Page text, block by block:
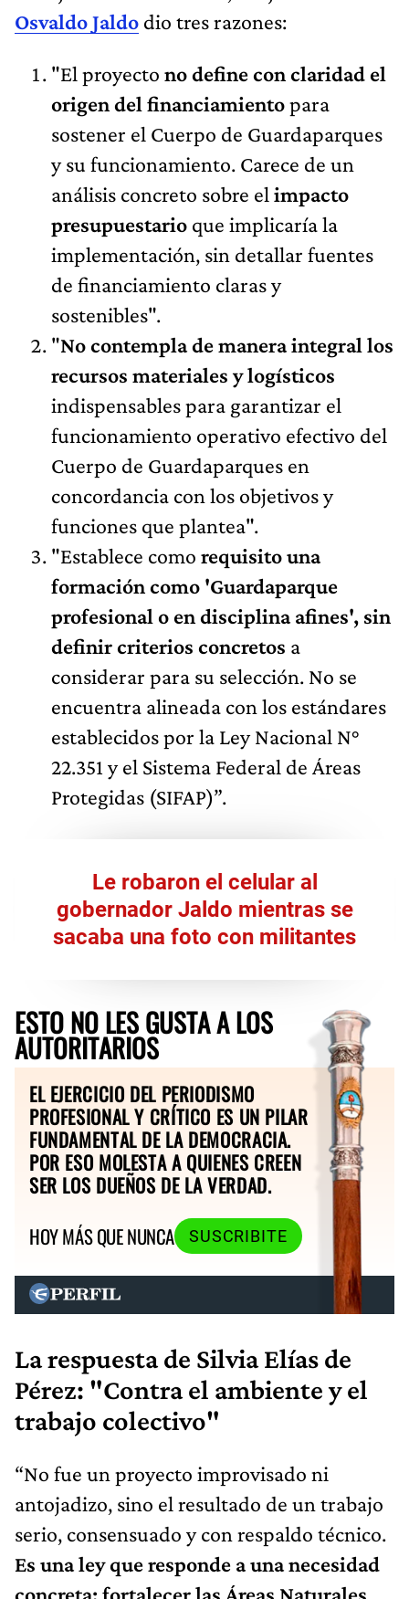
Osvaldo Jaldo dio tres razones:
"El proyecto no define con claridad el
origen del financiamientopara
sostener el Cuerpo de Guardaparques
y su funcionamiento. Carece de un
análisis concreto sobre el impacto
presupuestario que implicaría la
implementación, sin detallar fuentes
de financiamiento claras y
sostenibles".
"No contempla de manera integral los
recursos materiales y logísticos
indispensables para garantizar el
funcionamiento operativo efectivo del
Cuerpo de Guardaparques en
concordancia con los objetivos y
funciones que plantea".
"Establece como requisito una
formación como 'Guardaparque
profesional o en disciplina afines', sin
definir criterios concretos a
considerar para su selección. No se
encuentra alineada con los estándares
establecidos por la Ley Nacional N°
22.351 y el Sistema Federal de Áreas
Protegidas (SIFAP)”.
Le robaron el celular al
gobernador Jaldo mientras se
sacaba una foto con militantes
ESTO NO LES GUSTA A LOS
AUTORITARIOS
EL EJERCICIO DEL PERIODISMO
PROFESIONAL Y CRÍTICO ES UN PILAR
FUNDAMENTAL DE LA DEMOCRACIA.
POR ESO MOLESTA A QUIENES CREEN
SER LOS DUEÑOS DE LA VERDAD.
HOY MÁS QUE NUNCA
SUSCRIBITE
La respuesta de Silvia Elías de
Pérez: "Contra el ambiente y el
trabajo colectivo"
“No fue un proyecto improvisado ni
antojadizo, sino el resultado de un trabajo
serio, consensuado y con respaldo técnico.
Es una ley que responde a una necesidad
concreta: fortalecer las Áreas Naturales